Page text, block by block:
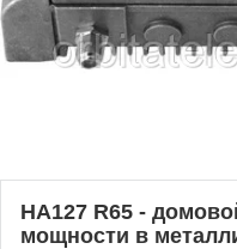
HA127 R65 -
мощности в